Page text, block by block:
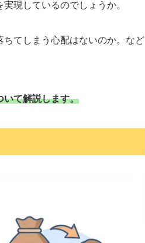
現しているのでしょうか。
てしまう心配はないのか。など
いて解説します。